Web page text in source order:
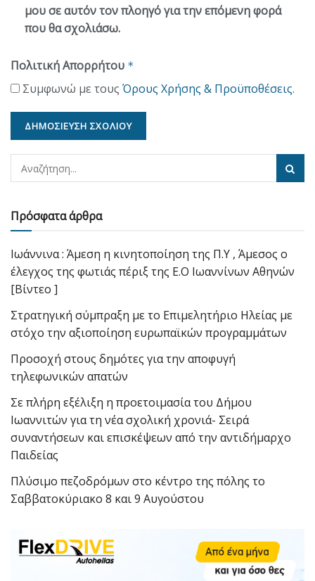
μου σε αυτόν τον πλοηγό για την επόμενη φορά
που θα σχολιάσω.
Πολιτική Απορρήτου *
Συμφωνώ με τους Όρους Χρήσης & Προϋποθέσεις.
Πρόσφατα άρθρα
Ιωάννινα : Άμεση η κινητοποίηση της Π.Υ , Άμεσος ο
έλεγχος της φωτιάς πέριξ της Ε.Ο Ιωαννίνων Αθηνών
[Βίντεο ]
Στρατηγική σύμπραξη με το Επιμελητήριο Ηλείας με
στόχο την αξιοποίηση ευρωπαϊκών προγραμμάτων
Προσοχή στους δημότες για την αποφυγή
τηλεφωνικών απατών
Σε πλήρη εξέλιξη η προετοιμασία του Δήμου
Ιωαννιτών για τη νέα σχολική χρονιά- Σειρά
συναντήσεων και επισκέψεων από την αντιδήμαρχο
Παιδείας
Πλύσιμο πεζοδρόμων στο κέντρο της πόλης το
Σαββατοκύριακο 8 και 9 Αυγούστου